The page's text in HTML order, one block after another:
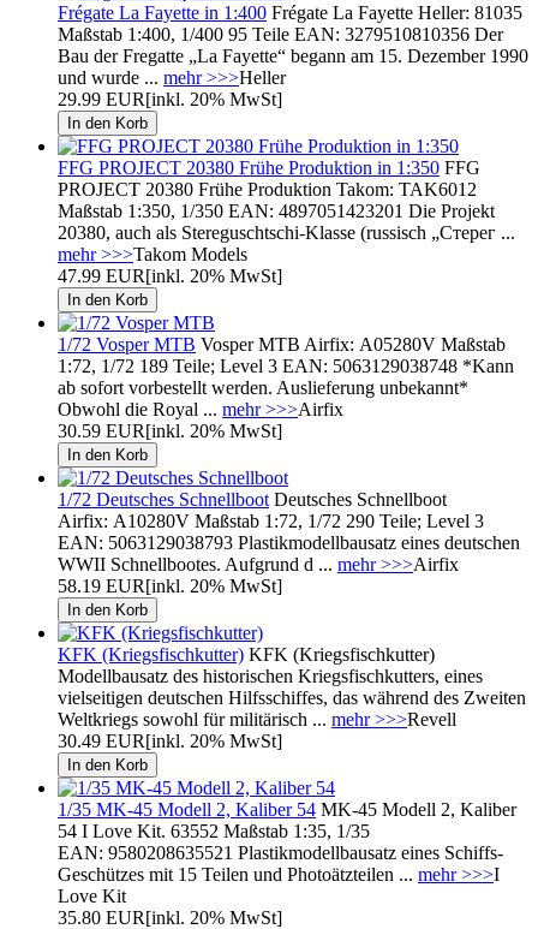
Frégate La Fayette in 1:400 Frégate La Fayette Heller: 81035
Maßstab 1:400, 1/400 95 Teile EAN: 3279510810356 Der
Bau der Fregatte „La Fayette“ begann am 15. Dezember 1990
und wurde ... mehr >>>Heller
29.99 EUR[inkl. 20% MwSt]
FFG PROJECT 20380 Frühe Produktion in 1:350 FFG
PROJECT 20380 Frühe Produktion Takom: TAK6012
Maßstab 1:350, 1/350 EAN: 4897051423201 Die Projekt
20380, auch als Stereguschtschi-Klasse (russisch „Стерег ...
mehr >>>Takom Models
47.99 EUR[inkl. 20% MwSt]
1/72 Vosper MTB Vosper MTB Airfix: A05280V Maßstab
1:72, 1/72 189 Teile; Level 3 EAN: 5063129038748 *Kann
ab sofort vorbestellt werden. Auslieferung unbekannt*
Obwohl die Royal ... mehr >>>Airfix
30.59 EUR[inkl. 20% MwSt]
1/72 Deutsches Schnellboot Deutsches Schnellboot
Airfix: A10280V Maßstab 1:72, 1/72 290 Teile; Level 3
EAN: 5063129038793 Plastikmodellbausatz eines deutschen
WWII Schnellbootes. Aufgrund d ... mehr >>>Airfix
58.19 EUR[inkl. 20% MwSt]
KFK (Kriegsfischkutter) KFK (Kriegsfischkutter)
Modellbausatz des historischen Kriegsfischkutters, eines
vielseitigen deutschen Hilfsschiffes, das während des Zweiten
Weltkriegs sowohl für militärisch ... mehr >>>Revell
30.49 EUR[inkl. 20% MwSt]
1/35 MK-45 Modell 2, Kaliber 54 MK-45 Modell 2, Kaliber
54 I Love Kit. 63552 Maßstab 1:35, 1/35
EAN: 9580208635521 Plastikmodellbausatz eines Schiffs-
Geschützes mit 15 Teilen und Photoätzteilen ... mehr >>>I
Love Kit
35.80 EUR[inkl. 20% MwSt]